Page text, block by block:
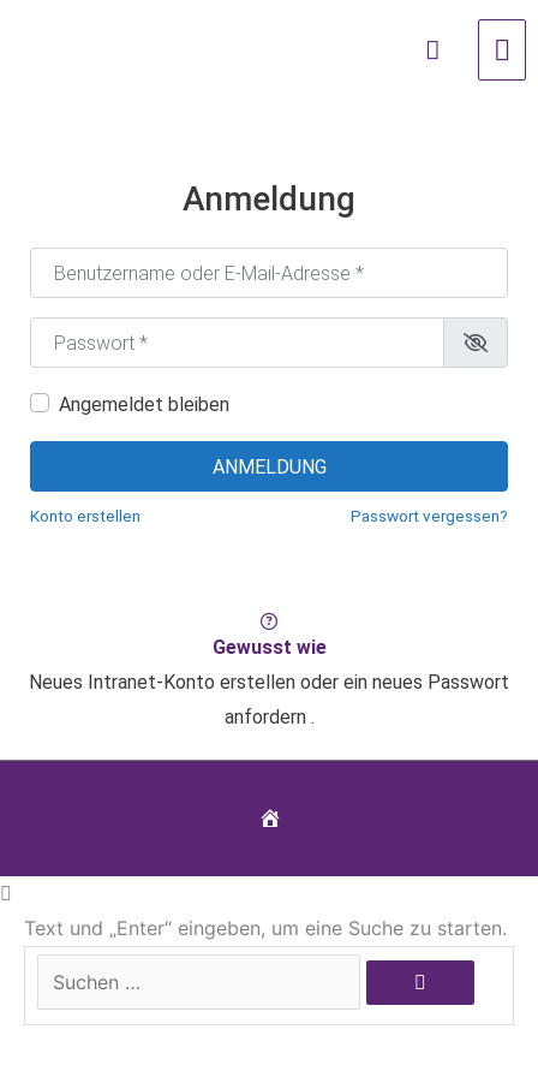
Anmeldung
Benutzername oder E-Mail-Adresse*
Passwort*
Angemeldet bleiben
ANMELDUNG
Konto erstellen Passwort vergessen?
Gewusst wie
Neues Intranet-Konto erstellen oder ein neues Passwort
anfordern .
Text und „Enter“ eingeben, um eine Suche zu starten.